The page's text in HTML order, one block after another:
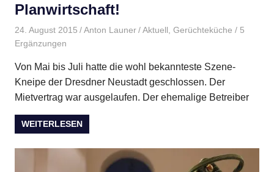
Planwirtschaft!
24. August 2015 Anton Launer Aktuell Gerüchteküche / 5
Ergänzungen
Von Mai bis Juli hatte die wohl bekannteste Szene-
Kneipe der Dresdner Neustadt geschlossen. Der
Mietvertrag war ausgelaufen. Der ehemalige Betreiber
WEITERLESEN